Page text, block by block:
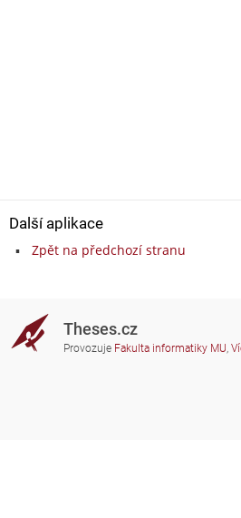
Další aplikace
Zpět na předchozí stranu
Theses.cz
Provozuje Fakulta informatiky MU,